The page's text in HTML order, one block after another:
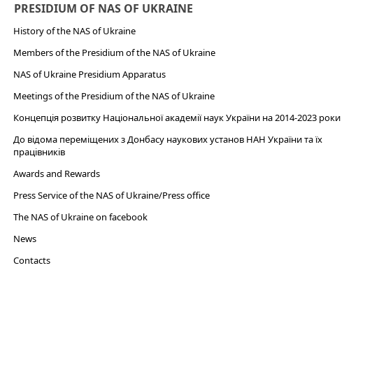
PRESIDIUM OF NAS OF UKRAINE
History of the NAS of Ukraine
Members of the Presidium of the NAS of Ukraine
NAS of Ukraine Presidium Apparatus​
Meetings of the Presidium of the NAS of Ukraine
Концепція розвитку Національної академії наук України на 2014-2023 роки
До відома переміщених з Донбасу наукових установ НАН України та їх
працівників
Awards and Rewards
Press Service of the NAS of Ukraine/Press office
The NAS of Ukraine on facebook
News
Сontacts